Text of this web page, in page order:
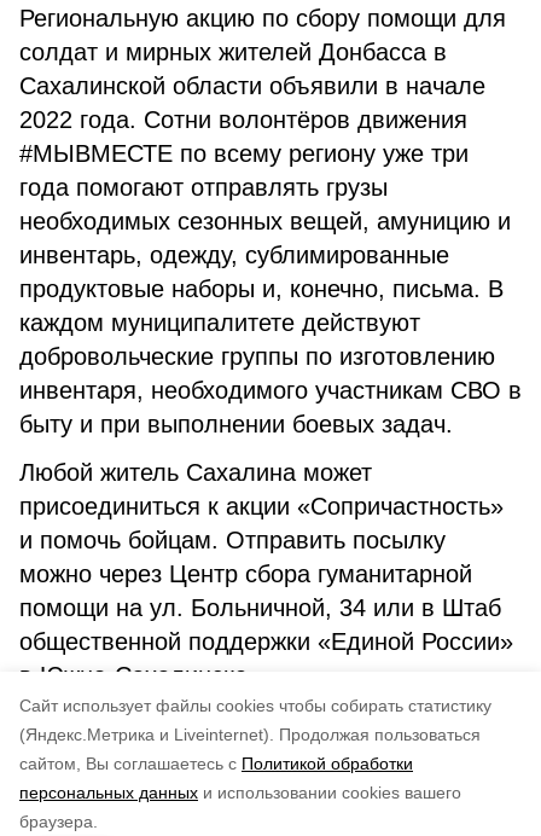
Cайт использует файлы cookies чтобы собирать статистику
(Яндекс.Метрика и Liveinternet).
Продолжая пользоваться
сайтом, Вы соглашаетесь с Политикой обработки
персональных данных и использовании cookies вашего
браузера.
Региональную акцию по сбору помощи для
солдат и мирных жителей Донбасса в
Сахалинской области объявили в начале
2022 года. Сотни волонтёров движения
#МЫВМЕСТЕ по всему региону уже три
года помогают отправлять грузы
необходимых сезонных вещей, амуницию и
инвентарь, одежду, сублимированные
продуктовые наборы и, конечно, письма. В
каждом муниципалитете действуют
добровольческие группы по изготовлению
инвентаря, необходимого участникам СВО в
быту и при выполнении боевых задач.
Любой житель Сахалина может
присоединиться к акции «Сопричастность»
и помочь бойцам. Отправить посылку
можно через Центр сбора гуманитарной
помощи на ул. Больничной, 34 или в Штаб
общественной поддержки «Единой России»
в Южно-Сахалинске.
по оценке